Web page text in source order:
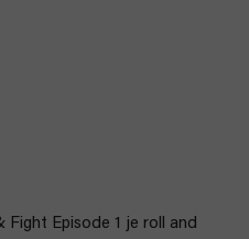
Fight Episode 1 je roll and